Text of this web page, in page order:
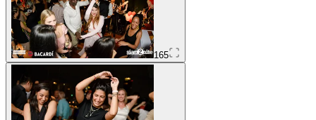
165